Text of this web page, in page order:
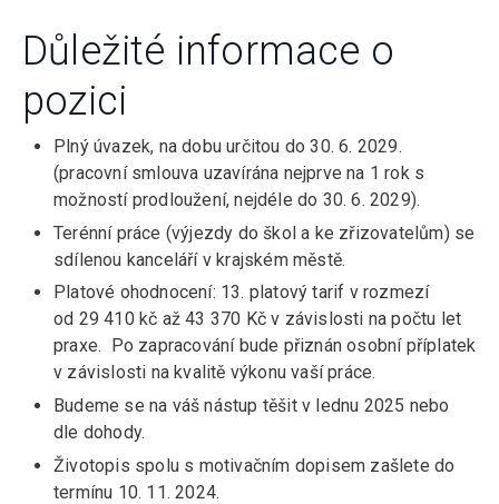
Důležité informace o
pozici
Plný úvazek, na dobu určitou do 30. 6. 2029.
(pracovní smlouva uzavírána nejprve na 1 rok s
možností prodloužení, nejdéle do 30. 6. 2029).
Terénní práce (výjezdy do škol a ke zřizovatelům) se
sdílenou kanceláří v krajském městě.
Platové ohodnocení: 13. platový tarif v rozmezí
od 29 410 kč až 43 370 Kč v závislosti na počtu let
praxe. Po zapracování bude přiznán osobní příplatek
v závislosti na kvalitě výkonu vaší práce.
Budeme se na váš nástup těšit v lednu 2025 nebo
dle dohody.
Životopis spolu s motivačním dopisem zašlete do
termínu 10. 11. 2024.